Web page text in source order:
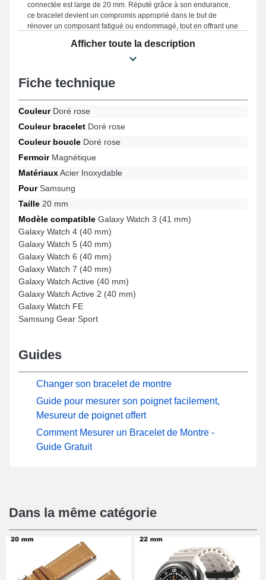
connectée est large de 20 mm. Réputé grâce à son endurance,
ce bracelet devient un compromis approprié dans le but de
rénover un composant fatigué ou endommagé, tout en offrant une
moderne et simplicité d'utilisation dans le but de répondre aux
attentes des adeptes de confort, la couleur dorée rose évoque
les tenues. Ce type de bracelet de montre connectée luxe inclut
un fermoir magnétique de qualité supérieure et est conforme sur
les références Galaxy Watch Active 2 (40 mm), Galaxy Watch 5
(40 mm), Galaxy Watch Active (40 mm), Samsung Gear Sport,
Galaxy Watch 4 (40 mm), Galaxy Watch 6 (40 mm) et beaucoup
étendue, ce bracelet pour montre Samsung se lie parfaitement à
des références spécifiques de la marque.
Afficher toute la description
Fiche technique
CouleurDoré rose
Couleur bracelet Doré rose
Couleur boucle Doré rose
FermoirMagnétique
MatériauxAcier Inoxydable
PourSamsung
Taille 20 mm
Modèle compatible Galaxy Watch 3 (41 mm)
Galaxy Watch 4 (40 mm)
Galaxy Watch 5 (40 mm)
Galaxy Watch 6 (40 mm)
Galaxy Watch 7 (40 mm)
Galaxy Watch Active (40 mm)
Galaxy Watch Active 2 (40 mm)
Galaxy Watch FE
Samsung Gear Sport
Guides
Changer son bracelet de montre
Guide pour mesurer son poignet facilement,
Mesureur de poignet offert
Comment Mesurer un Bracelet de Montre -
Guide Gratuit
Dans la même catégorie